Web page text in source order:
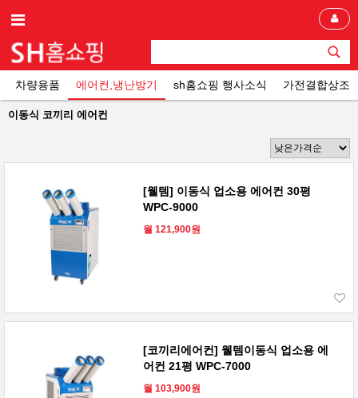
차량용품 에어컨,냉난방기 sh홈쇼핑 행사소식 가전결합상조
이동식 코끼리 에어컨
[웰템] 이동식 업소용 에어컨 30평
WPC-9000
월 121,900원
[코끼리에어컨] 웰템이동식 업소용 에
어컨 21평 WPC-7000
월 103,900원